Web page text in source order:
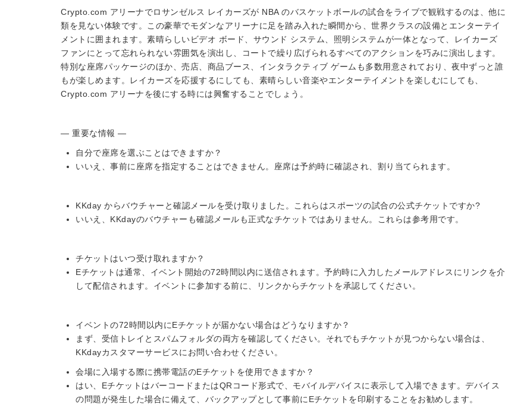
Crypto.com アリーナでロサンゼルス レイカーズが NBA のバスケットボールの試合をライブで観戦するのは、他に
類を見ない体験です。この豪華でモダンなアリーナに足を踏み入れた瞬間から、世界クラスの設備とエンターテイ
メントに囲まれます。素晴らしいビデオ ボード、サウンド システム、照明システムが一体となって、レイカーズ
ファンにとって忘れられない雰囲気を演出し、コートで繰り広げられるすべてのアクションを巧みに演出します。
特別な座席パッケージのほか、売店、商品ブース、インタラクティブ ゲームも多数用意されており、夜中ずっと誰
もが楽しめます。レイカーズを応援するにしても、素晴らしい音楽やエンターテイメントを楽しむにしても、
Crypto.com アリーナを後にする時には興奮することでしょう。
— 重要な情報 —
自分で座席を選ぶことはできますか？
いいえ、事前に座席を指定することはできません。座席は予約時に確認され、割り当てられます。
KKday からバウチャーと確認メールを受け取りました。これらはスポーツの試合の公式チケットですか?
いいえ、KKdayのバウチャーも確認メールも正式なチケットではありません。これらは参考用です。
チケットはいつ受け取れますか？
Eチケットは通常、イベント開始の72時間以内に送信されます。予約時に入力したメールアドレスにリンクを介
して配信されます。イベントに参加する前に、リンクからチケットを承認してください。
イベントの72時間以内にEチケットが届かない場合はどうなりますか？
まず、受信トレイとスパムフォルダの両方を確認してください。それでもチケットが見つからない場合は、
KKdayカスタマーサービスにお問い合わせください。
会場に入場する際に携帯電話のEチケットを使用できますか？
はい、EチケットはバーコードまたはQRコード形式で、モバイルデバイスに表示して入場できます。デバイス
の問題が発生した場合に備えて、バックアップとして事前にEチケットを印刷することをお勧めします。